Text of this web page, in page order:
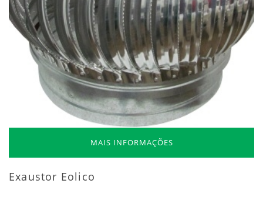
MAIS INFORMAÇÕES
Exaustor Eolico